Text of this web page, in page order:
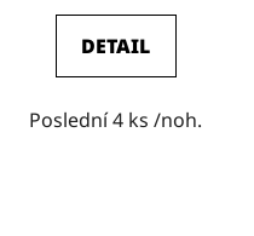
DETAIL
Poslední 4 ks /noh.